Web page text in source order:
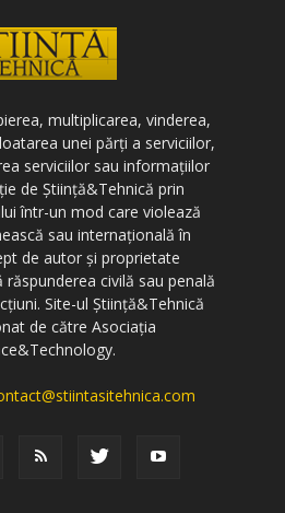
multiplicarea, vinderea,
unei părți a serviciilor,
serviciilor sau informațiilor
de Știință&Tehnică prin
într-un mod care violează
sau internațională în
de autor și proprietate
civilă sau penală
Site-ul Știință&Tehnică
de către Asociația